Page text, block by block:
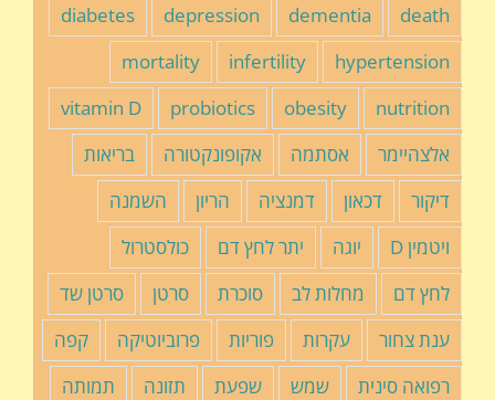
death
dementia
depression
diabetes
hypertension
infertility
mortality
nutrition
obesity
probiotics
vitamin D
אלצהיימר
אסתמה אקופונקטורה
בריאות
דיקור
דכאון דמנציה הריון
השמנה
ויטמין D
יוגה יתר לחץ דם
כולסטרול
לחץ דם
מחלות לב סוכרת סרטן
סרטן שד
ענת צחור
עקרות פוריות פרוביוטיקה
קפה
רפואה סינית
שמש שפעת תזונה תמותה